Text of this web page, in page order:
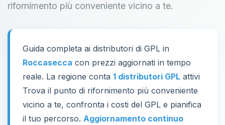
rifornimento più conveniente vicino a te.
Guida completa ai distributori di GPL in
Roccasecca con prezzi aggiornati in tempo
reale. La regione conta 1 distributori GPL attivi
Trova il punto di rifornimento più conveniente
vicino a te, confronta i costi del GPL e pianifica
il tuo percorso. Aggiornamento continuo